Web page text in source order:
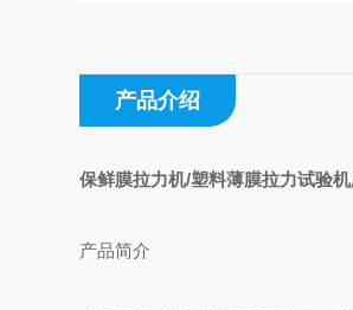
产品介绍
保鲜膜拉力机/塑料薄膜拉力试验
产品简介